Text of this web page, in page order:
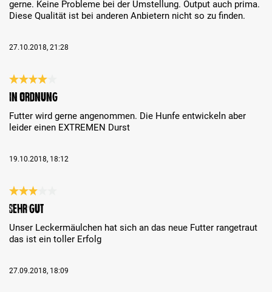
gerne. Keine Probleme bei der Umstellung. Output auch prima.
Diese Qualität ist bei anderen Anbietern nicht so zu finden.
27.10.2018, 21:28
Bewertung mit 4 von 5 Sternen
In Ordnung
Futter wird gerne angenommen. Die Hunfe entwickeln aber
leider einen EXTREMEN Durst
19.10.2018, 18:12
Bewertung mit 3 von 5 Sternen
Sehr gut
Unser Leckermäulchen hat sich an das neue Futter rangetraut
das ist ein toller Erfolg
27.09.2018, 18:09